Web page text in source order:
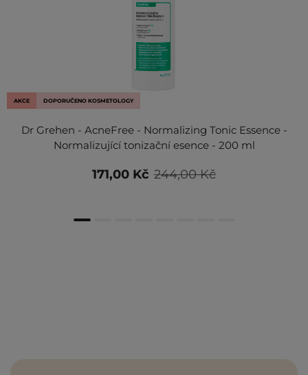
AKCE DOPORUČENO KOSMETOLOGY
Dr Grehen - AcneFree - Normalizing Tonic Essence -
Normalizující tonizační esence - 200 ml
244,00 Kč
171,00 Kč